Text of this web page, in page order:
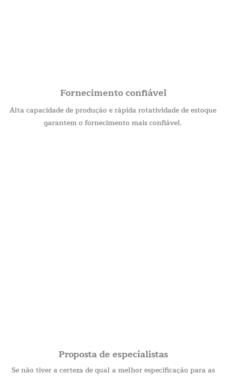
Fornecimento confiável
Alta capacidade de produção e rápida rotatividade de estoque
garantem o fornecimento mais confiável.
Proposta de especialistas
Se não tiver a certeza de qual a melhor especificação para as